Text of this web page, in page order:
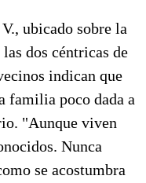
ubicado sobre la
dos céntricas de
indican que
familia poco dada a
"Aunque viven
Nunca
se acostumbra